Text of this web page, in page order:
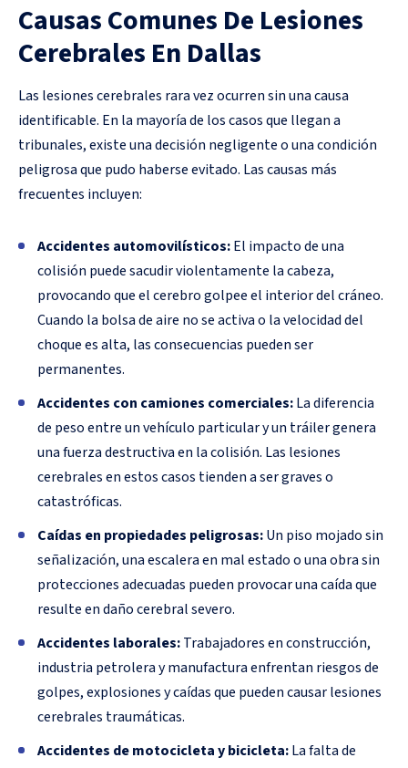
Causas Comunes De Lesiones
Cerebrales En Dallas
Las lesiones cerebrales rara vez ocurren sin una causa
identificable. En la mayoría de los casos que llegan a
tribunales, existe una decisión negligente o una condición
peligrosa que pudo haberse evitado. Las causas más
frecuentes incluyen:
Accidentes automovilísticos:El impacto de una
colisión puede sacudir violentamente la cabeza,
provocando que el cerebro golpee el interior del cráneo.
Cuando la bolsa de aire no se activa o la velocidad del
choque es alta, las consecuencias pueden ser
permanentes.
Accidentes con camiones comerciales:La diferencia
de peso entre un vehículo particular y un tráiler genera
una fuerza destructiva en la colisión. Las lesiones
cerebrales en estos casos tienden a ser graves o
catastróficas.
Caídas en propiedades peligrosas:Un piso mojado sin
señalización, una escalera en mal estado o una obra sin
protecciones adecuadas pueden provocar una caída que
resulte en daño cerebral severo.
Accidentes laborales:Trabajadores en construcción,
industria petrolera y manufactura enfrentan riesgos de
golpes, explosiones y caídas que pueden causar lesiones
cerebrales traumáticas.
Accidentes de motocicleta y bicicleta:La falta de